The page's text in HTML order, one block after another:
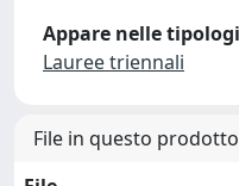
Appare nelle
Lauree triennali
File in questo